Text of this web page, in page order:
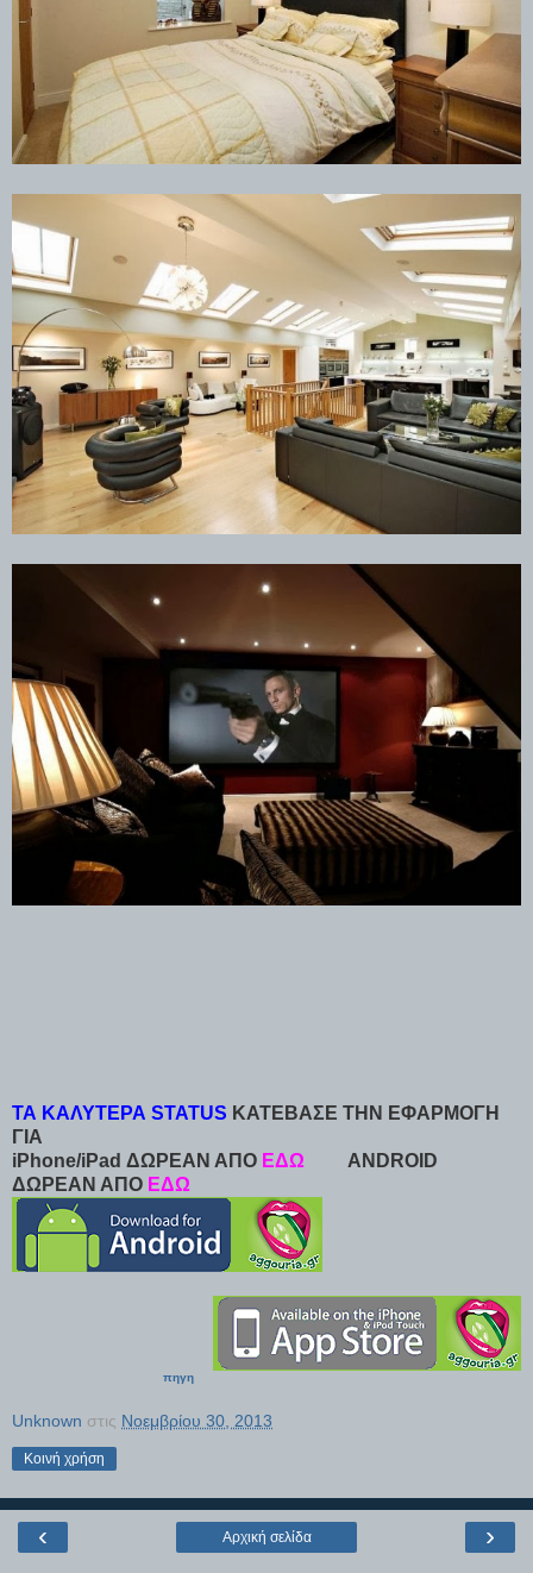
ΤΑ ΚΑΛΥΤΕΡΑ STATUS ΚΑΤΕΒΑΣΕ ΤΗΝ ΕΦΑΡΜΟΓΗ
ΓΙΑ
iPhone/iPad ΔΩΡΕΑΝ ΑΠΟ ΕΔΩ
ANDROID
ΔΩΡΕΑΝ ΑΠΟ ΕΔΩ
πηγη
Unknown στις Νοεμβρίου 30, 2013
Κοινή χρήση
‹ ›
Αρχική σελίδα